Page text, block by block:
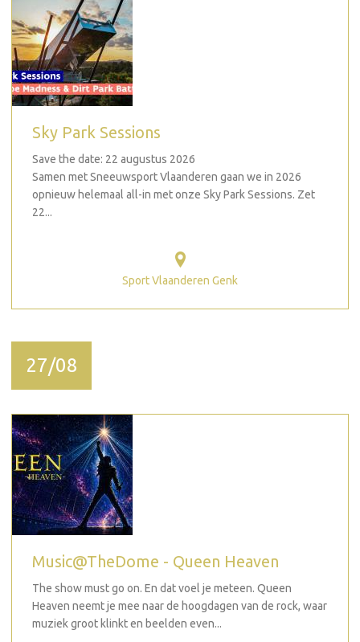
Sky Park Sessions
Save the date: 22 augustus 2026
Samen met Sneeuwsport Vlaanderen gaan we in 2026
opnieuw helemaal all-in met onze Sky Park Sessions. Zet
22...
Sport Vlaanderen Genk
27/08
Music@TheDome - Queen Heaven
The show must go on. En dat voel je meteen. Queen
Heaven neemt je mee naar de hoogdagen van de rock, waar
muziek groot klinkt en beelden even...